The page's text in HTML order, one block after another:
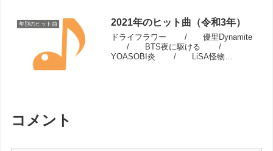
年別のヒット曲 2021年のヒット曲（令和3年）
ドライフラワー / 優里Dynamite
/ BTS夜に駆ける /
YOASOBI炎 / LiSA怪物
コメント